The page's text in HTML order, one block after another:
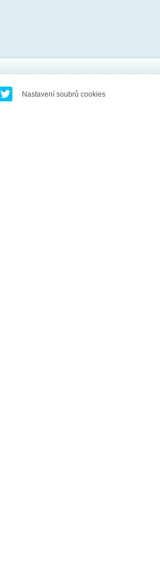
Nastavení soubrů cookies